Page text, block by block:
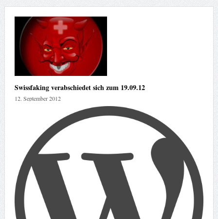
Swissfaking verabschiedet sich zum 19.09.12
12. September 2012